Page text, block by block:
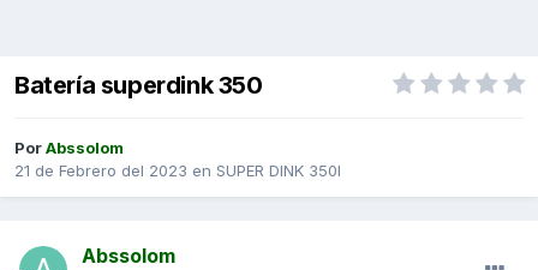
Batería superdink 350
PorAbssolom
21 de Febrero del 2023 en SUPER DINK 350I
Abssolom